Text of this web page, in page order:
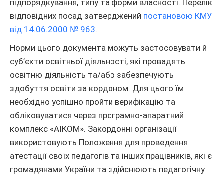
підпорядкування, типу та форми власності. Перелік
відповідних посад затверджений постановою КМУ
від 14.06.2000 № 963.
Норми цього документа можуть застосовувати й
суб’єкти освітньої діяльності, які провадять
освітню діяльність та/або забезпечують
здобуття освіти за кордоном. Для цього їм
необхідно успішно пройти верифікацію та
обліковуватися через програмно-апаратний
комплекс «АІКОМ». Закордонні організації
використовують Положення для проведення
атестації своїх педагогів та інших працівників, які є
громадянами України та здійснюють педагогічну